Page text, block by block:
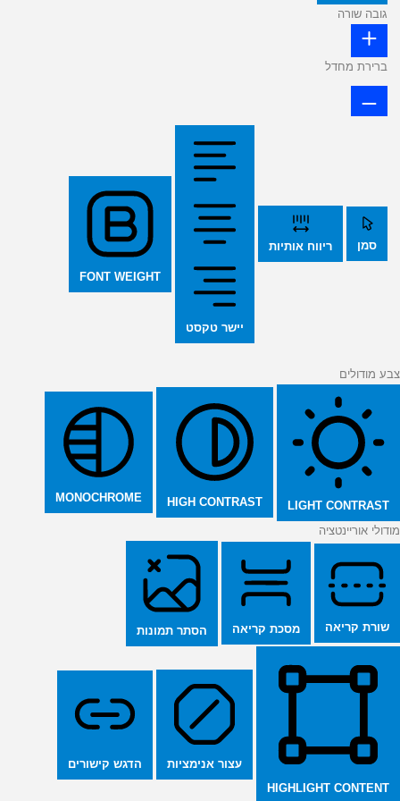
גובה שורה
ברירת מחדל
סמן ריווח אותיות
יישר טקסט
FONT WEIGHT
צבע מודולים
LIGHT CONTRAST
HIGH CONTRAST
MONOCHROME
מודולי אוריינטציה
שורת קריאה מסכת קריאה הסתר תמונות
HIGHLIGHT CONTENT
עצור אנימציות הדגש קישורים